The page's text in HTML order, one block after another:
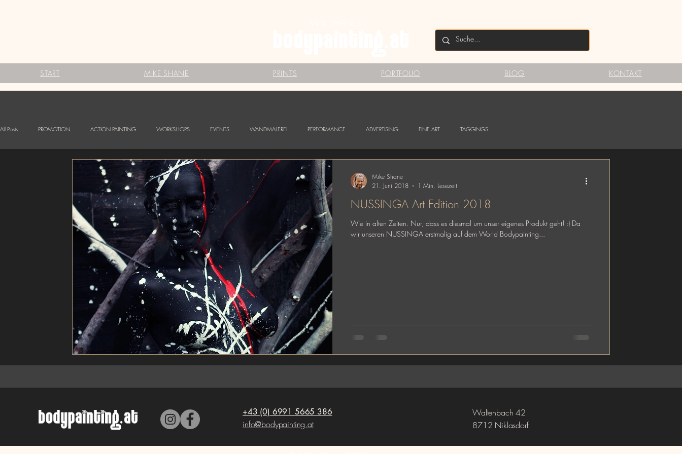
START MIKE SHANE PRINTS PORTFOLIO BLOG KONTAKT
All Posts PROMOTION ACTION PAINTING WORKSHOPS EVENTS WANDMALEREI PERFORMANCE ADVERTISING FINE ART TAGGINGS
Babybauch Bodypainting LOGO BODYPAINTING
NUSSINGA Art Edition 2018
Wie in alten Zeiten. Nur, dass es diesmal um unser eigenes Produkt geht! :) Da
wir unseren NUSSINGA erstmalig auf dem World Bodypainting...
Mike Shane
21. Juni 2018
1 Min. Lesezeit
+43 (0) 6991 5665 386
info@bodypainting.at
Waltenbach 42
8712 Niklasdorf